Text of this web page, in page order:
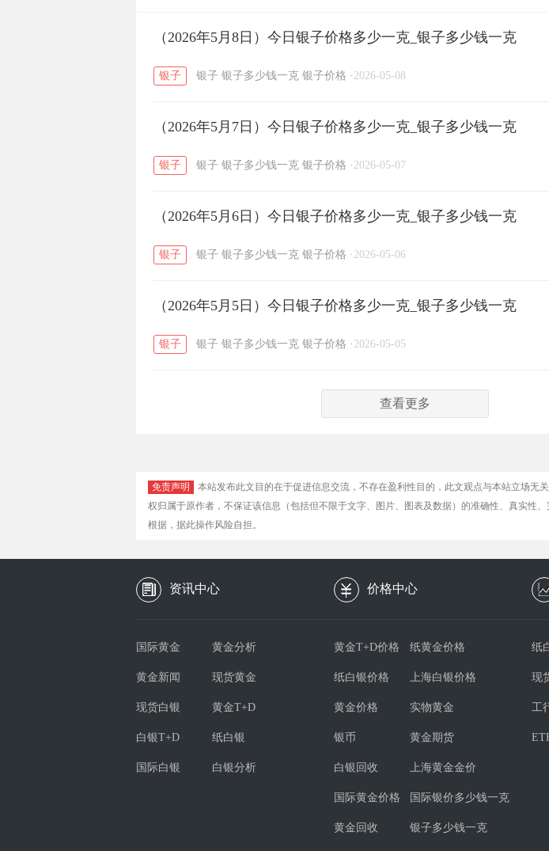
开国纪念币 大清银币 / 长城币 / 老凤祥
菜百 周生生 周大生
六福 / 金至尊 / 潮宏基 / 亚一金店 黄金
（2026年5月8日）今日银子价格多少一克_银子多少钱一克
银子 银子 银子多少钱一克 银子价格 · 2026-05-08
（2026年5月7日）今日银子价格多少一克_银子多少钱一克
银子 银子 银子多少钱一克 银子价格 · 2026-05-07
（2026年5月6日）今日银子价格多少一克_银子多少钱一克
银子 银子 银子多少钱一克 银子价格 · 2026-05-06
（2026年5月5日）今日银子价格多少一克_银子多少钱一克
银子 银子 银子多少钱一克 银子价格 · 2026-05-05
查看更多
免责声明
本站发布此文目的在于促进信息交流，不存在盈利性目的，此文观点与本站立场
权归属于原作者，不保证该信息（包括但不限于文字、图片、图表及数据）的准确性、真实性
根据，据此操作风险自担。
资讯中心 价格中心
国际黄金 黄金分析
黄金新闻 现货黄金
现货白银 黄金T+D
白银T+D 纸白银
国际白银 白银分析
黄金T+D价格 纸黄金价格
纸白银价格 上海白银价格
黄金价格 实物黄金
银币 黄金期货
白银回收 上海黄金金价
国际黄金价格 国际银价多少钱一克
黄金回收 银子多少钱一克
纸
现
工